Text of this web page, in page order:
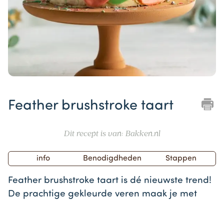
Feather brushstroke taart
Dit recept is van: Bakken.nl
of
info Benodigdheden Stappen
Feather brushstroke taart is dé nieuwste trend!
De prachtige gekleurde veren maak je met